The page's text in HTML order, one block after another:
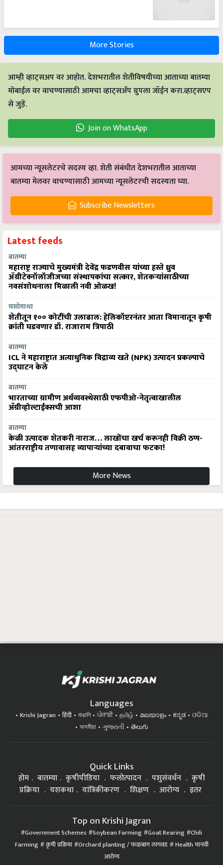
More Stories
आम्ही व्हाट्सअप वर आहोत. देशभरातील शेतीविषयीच्या आताच्या बातम्या
मोबाईल वर वाचण्यासाठी आमचा व्हाट्सअँप ग्रुपला जॉईन करा.व्हाट्सएप
से जुड़ें.
Join on WhatsApp
आमच्या न्यूसलेटरचे सदस्य व्हा. शेती संबंधीत देशभरातील आताच्या
बातम्या मेलवर वाचण्यासाठी आमच्या न्यूसलेटरची सदस्यता घ्या.
Subscribe Newsletters
Latest feeds
बातम्या
महाराष्ट्र राज्याचे मुख्यमंत्री देवेंद्र फडणवीस यांच्या हस्ते ध्रुव
ॲग्रीटेक्नॉलॉजीजच्या संस्थापकांचा सत्कार, शेतकऱ्यांसाठीच्या
नवसंशोधनाला मिळाली नवी ओळख!
यशोगाथा
शेतीतून १०० कोटींची उलाढाल: हेलिकॉप्टरनंतर आता विमानातून कृषी
क्रांती घडवणार डॉ. राजाराम त्रिपाठी
बातम्या
ICL ने महाराष्ट्रात अत्याधुनिक विद्राव्य खते (NPK) उत्पादन प्रकल्पाचे
उद्घाटन केले
बातम्या
भारताच्या ग्रामीण अर्थव्यवस्थेसाठी एफपीओ-नेतृत्वाखालील
अ‍ॅग्रीव्होल्टाईक्सची आशा
बातम्या
केळी उत्पादक शेतकरी नाराज… लाखोंचा खर्च करूनही विक्री ठप्प-
आंतरराष्ट्रीय तणावासह व्यापाऱ्यांच्या दबावाचा फटका!
More News
Languages
Krishi Jagran हिंदी বাঙালি ਪੰਜਾਬੀ தமிழ் മലയാളം ಕನ್ನಡ
ଓଡିଆ
অসমীয়া
ગુજરાતી తెలుగు
Quick Links
होम बातम्या कृषीपीडिया फलोत्पादन पशुसंवर्धन
कृषी
प्रक्रिया
यशकथा यांत्रिकीकरण शिक्षण आरोग्य इतर
Top on Krishi Jagran
Government Schemes Soybean Farming Goat Rearing Chili
Farming कृषी प्रक्रिया Orchard planting / फळबाग लागवड Health मानवी
आरोग्य